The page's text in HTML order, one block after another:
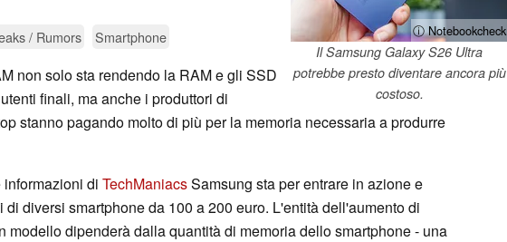
ⓘ Notebookcheck
Il Samsung Galaxy S26 Ultra
potrebbe presto diventare ancora più
costoso.
/ Rumors Smartphone
non solo sta rendendo la RAM e gli SSD
finali, ma anche i produttori di
stanno pagando molto di più per la memoria necessaria a produrre
di TechManiacsSamsung sta per entrare in azione e
di diversi smartphone da 100 a 200 euro. L'entità dell'aumento di
modello dipenderà dalla quantità di memoria dello smartphone - una